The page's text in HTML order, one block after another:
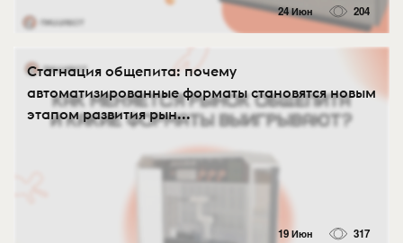
24 Июн 204
Стагнация общепита: почему
автоматизированные форматы становятся новым
этапом развития рын...
19 Июн 317